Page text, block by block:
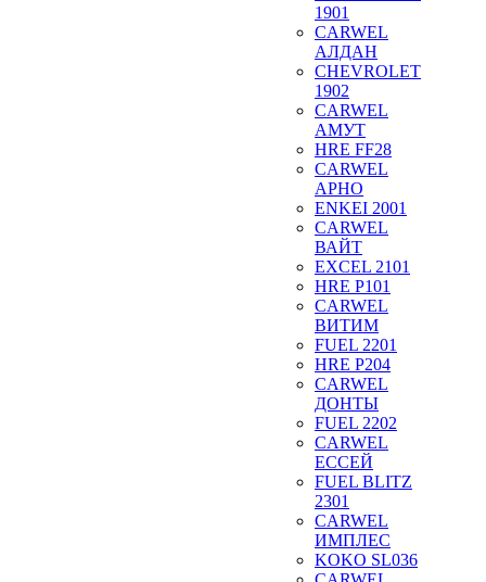
1901
CARWEL
АЛДАН
CHEVROLET
1902
CARWEL
АМУТ
HRE FF28
CARWEL
АРНО
ENKEI 2001
CARWEL
ВАЙТ
EXCEL 2101
HRE P101
CARWEL
ВИТИМ
FUEL 2201
HRE P204
CARWEL
ДОНТЫ
FUEL 2202
CARWEL
ЕССЕЙ
FUEL BLITZ
2301
CARWEL
ИМПЛЕС
KOKO SL036